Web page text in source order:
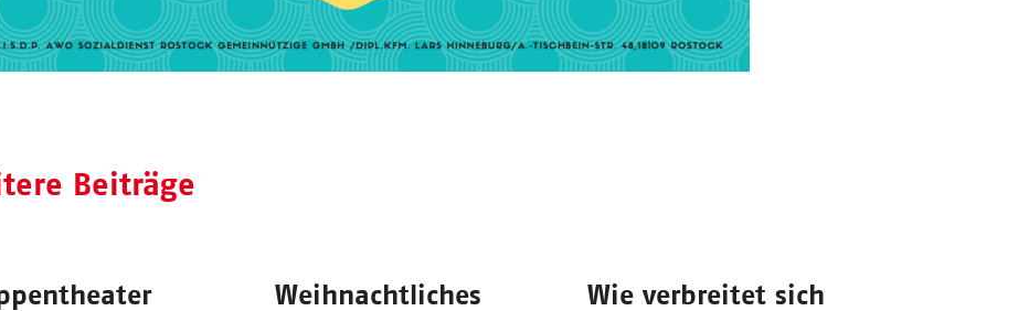
Beiträge
Weihnachtliches
Wie verbreitet sich